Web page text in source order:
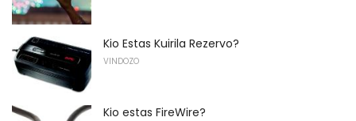
Kio Estas Kuirila Rezervo?
VINDOZO
Kio estas FireWire?